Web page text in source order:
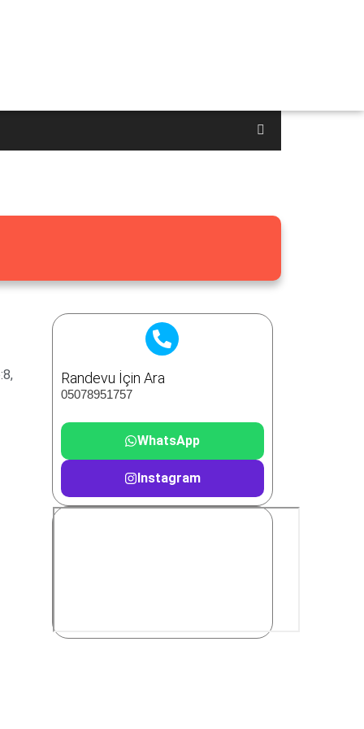
Randevu İçin Ara
05078951757
WhatsApp
Instagram